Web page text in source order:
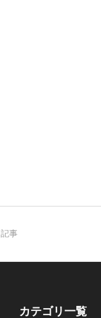
記事
カテゴリ一覧